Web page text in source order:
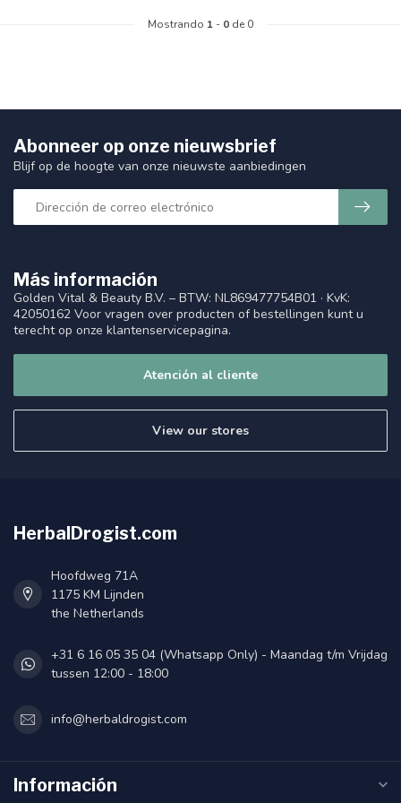
Mostrando 1 - 0 de 0
Más información
Golden Vital & Beauty B.V. – BTW: NL869477754B01 · KvK:
42050162 Voor vragen over producten of bestellingen kunt u
terecht op onze klantenservicepagina.
Atención al cliente
View our stores
Abonneer op onze nieuwsbrief
Blijf op de hoogte van onze nieuwste aanbiedingen
HerbalDrogist.com
Hoofdweg 71A
1175 KM Lijnden
the Netherlands
+31 6 16 05 35 04 (Whatsapp Only) - Maandag t/m Vrijdag
tussen 12:00 - 18:00
info@herbaldrogist.com
Información